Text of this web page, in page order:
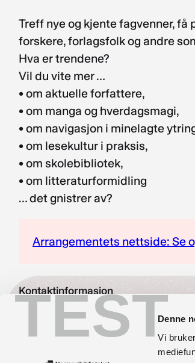
TESTDenne
Vi
Treff nye og kjente fagvenner,
forskere, forlagsfolk og andre
Hva er trendene?
Vil du vite mer …
• om aktuelle forfattere,
• om manga og hverdagsmagi,
• om navigasjon i minelagte
• om lesekultur i praksis,
• om skolebibliotek,
• om litteraturformidling
… det gnistrer av?
Arrangementets nettside: Se
Kontaktinformasjon
bibliotekutvikling@nb.no